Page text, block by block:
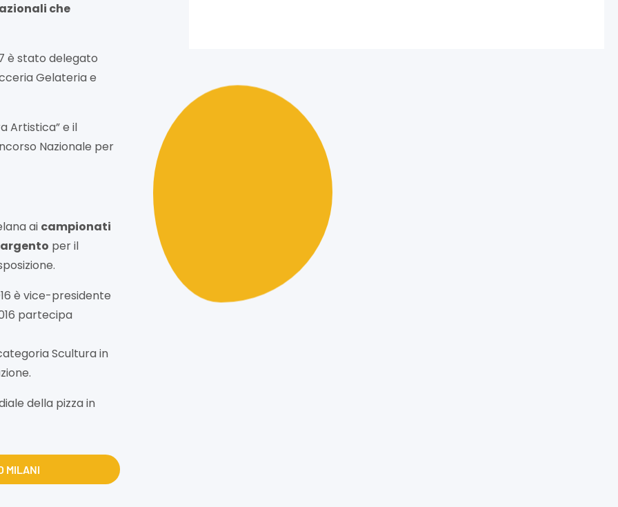
che
è stato delegato
Gelateria e
Artistica” e il
Nazionale per
ai campionati
per il
è vice-presidente
partecipa
Scultura in
della pizza in
MILANI